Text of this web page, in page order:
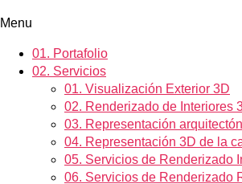
Menu
01. Portafolio
02. Servicios
01. Visualización Exterior 3D
02. Renderizado de Interiores
03. Representación
04. Representación 3D de la
05. Servicios de Renderizado
06. Servicios de Renderizado